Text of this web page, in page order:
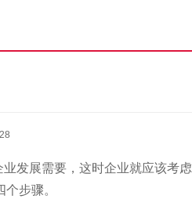
发展需要，这时企业就应该考
步骤。